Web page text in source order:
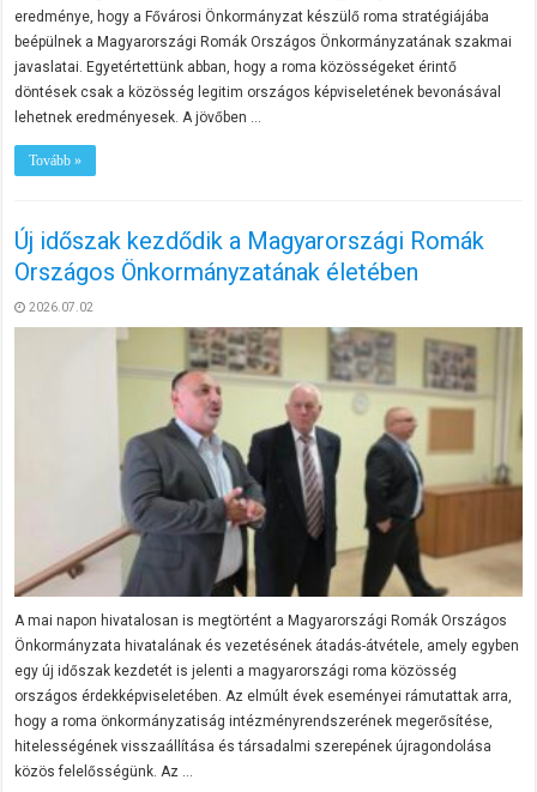
eredménye, hogy a Fővárosi Önkormányzat készülő roma stratégiájába
beépülnek a Magyarországi Romák Országos Önkormányzatának szakmai
javaslatai. Egyetértettünk abban, hogy a roma közösségeket érintő
döntések csak a közösség legitim országos képviseletének bevonásával
lehetnek eredményesek. A jövőben …
Tovább »
Új időszak kezdődik a Magyarországi Romák
Országos Önkormányzatának életében
2026.07.02
A mai napon hivatalosan is megtörtént a Magyarországi Romák Országos
Önkormányzata hivatalának és vezetésének átadás-átvétele, amely egyben
egy új időszak kezdetét is jelenti a magyarországi roma közösség
országos érdekképviseletében. Az elmúlt évek eseményei rámutattak arra,
hogy a roma önkormányzatiság intézményrendszerének megerősítése,
hitelességének visszaállítása és társadalmi szerepének újragondolása
közös felelősségünk. Az …